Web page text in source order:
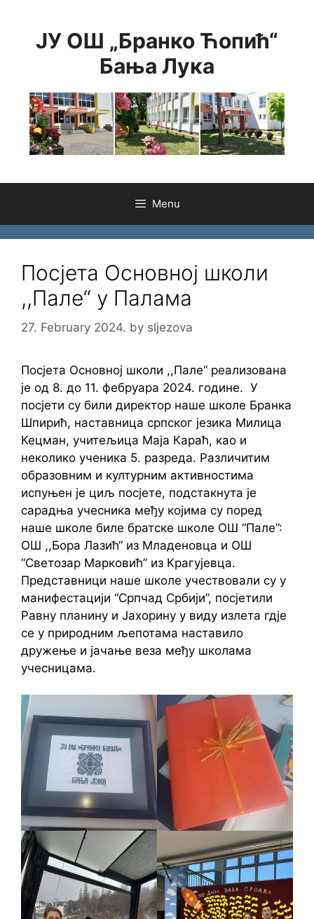
contentЈУ ОШ „Бранко Ћопић“
Бања Лука
Menu
Посјета Основној школи
,,Пале“ у Паламa
27. February 2024. by sljezova
Посјета Основној школи ,,Пале“ реализована
је од 8. до 11. фебруара 2024. године. У
посјети су били директор наше школе Бранка
Шпирић, наставница српског језика Милица
Кецман, учитељица Маја Караћ, као и
неколико ученика 5. разреда. Различитим
образовним и културним активностима
испуњен је циљ посјете, подстакнута је
сарадња учесника међу којима су поред
наше школе биле братске школе ОШ “Пале”:
ОШ ,,Бора Лазић“ из Младеновца и ОШ
“Светозар Марковић” из Крагујевца.
Представници наше школе учествовали су у
манифестацији “Српчад Србији”, посјетили
Равну планину и Јахорину у виду излета гдје
се у природним љепотама наставило
дружење и јачање веза међу школама
учесницама.